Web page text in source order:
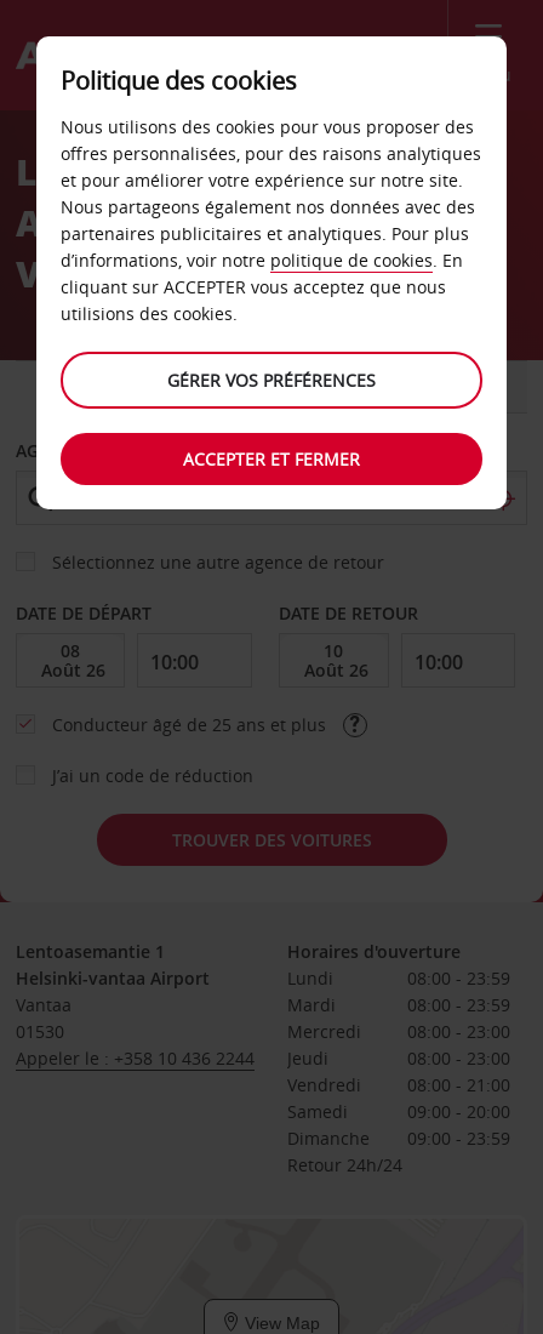
Menu
Welcome
AvisLocation de voiture
Aéroport d’Helsinki-
Vantaa
UTILITAIRE
AGENCE DE DÉPART
Sélectionnez une autre agence de retour
DATE DE DÉPART DATE DE RETOUR
Conducteur âgé de 25 ans et plus
J’ai un code de réduction
TROUVER DES VOITURES
Lentoasemantie 1
Helsinki-vantaa Airport
Vantaa
01530
Appeler le : +358 10 436 2244
Horaires d'ouverture
Lundi
08:00 - 23:59
Mardi
08:00 - 23:59
Mercredi
08:00 - 23:00
Jeudi
08:00 - 23:00
Vendredi
08:00 - 21:00
Samedi
09:00 - 20:00
Dimanche
09:00 - 23:59
Retour 24h/24
View Map
Politique des cookies
Nous utilisons des cookies pour vous proposer des
offres personnalisées, pour des raisons analytiques
et pour améliorer votre expérience sur notre site.
Nous partageons également nos données avec des
partenaires publicitaires et analytiques. Pour plus
d’informations, voir notre politique de cookies. En
cliquant sur ACCEPTER vous acceptez que nous
utilisions des cookies.
GÉRER VOS PRÉFÉRENCES
ACCEPTER ET FERMER